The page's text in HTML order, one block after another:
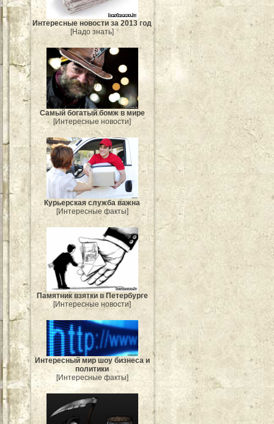
Интересные новости за 2013 год
[Надо знать]
Самый богатый бомж в мире
[Интересные новости]
Курьерская служба важна
[Интересные факты]
Памятник взятки в Петербурге
[Интересные новости]
Интересный мир шоу бизнеса и
политики
[Интересные факты]